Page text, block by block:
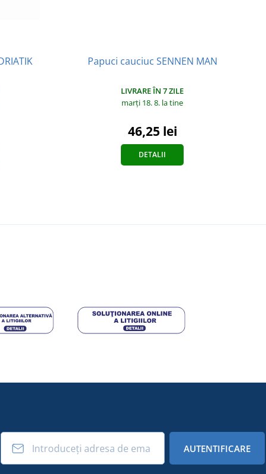
Papuci cauciuc SENNEN MAN
LIVRARE ÎN 7 ZILE
marți 18. 8. la tine
46,25 lei
DETALII
AUTENTIFICARE